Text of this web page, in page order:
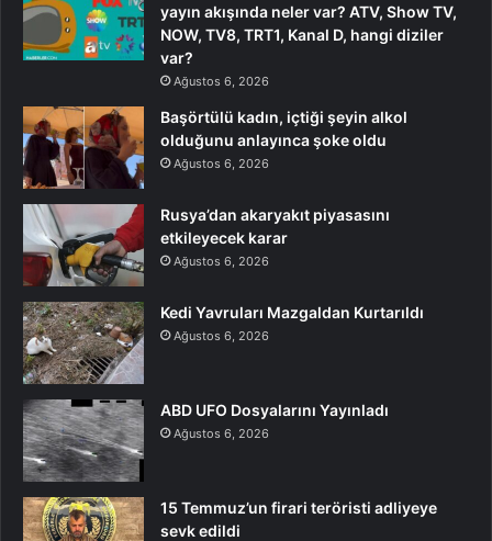
yayın akışında neler var? ATV, Show TV,
NOW, TV8, TRT1, Kanal D, hangi diziler
var?
Ağustos 6, 2026
Başörtülü kadın, içtiği şeyin alkol
olduğunu anlayınca şoke oldu
Ağustos 6, 2026
Rusya’dan akaryakıt piyasasını
etkileyecek karar
Ağustos 6, 2026
Kedi Yavruları Mazgaldan Kurtarıldı
Ağustos 6, 2026
ABD UFO Dosyalarını Yayınladı
Ağustos 6, 2026
15 Temmuz’un firari teröristi adliyeye
sevk edildi